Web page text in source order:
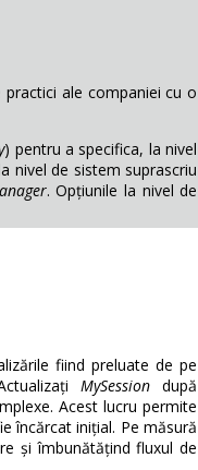
ale companiei cu o
) pentru a specifica, la nivel
nivel de sistem suprascriu
. Opțiunile la nivel de
fiind preluate de pe
MySessiondupă
Acest lucru permite
încărcat inițial. Pe măsură
și îmbunătățind fluxul de